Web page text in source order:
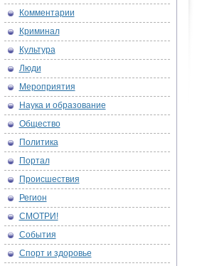
Комментарии
Криминал
Культура
Люди
Мероприятия
Наука и образование
Общество
Политика
Портал
Происшествия
Регион
СМОТРИ!
События
Спорт и здоровье